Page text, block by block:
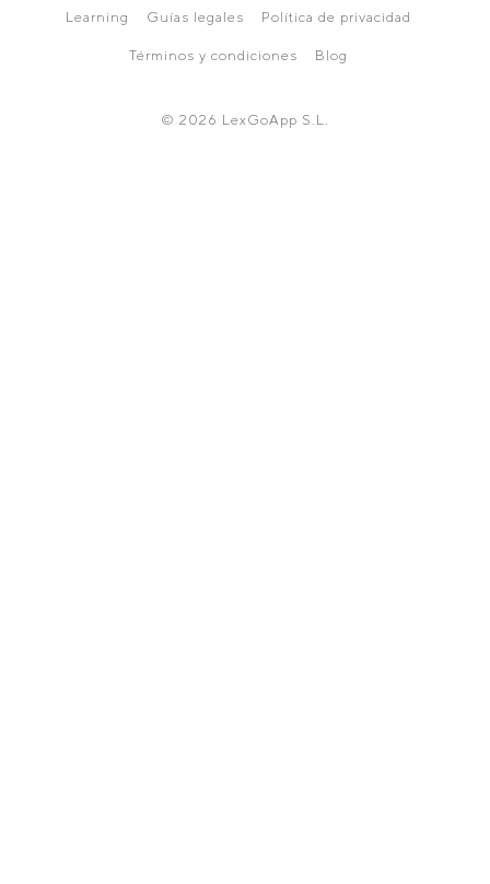
Learning Guías legales Política de privacidad
Términos y condiciones Blog
© 2026 LexGoApp S.L.